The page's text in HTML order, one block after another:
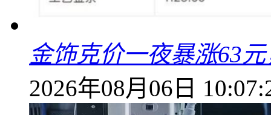
金饰克价一夜暴涨63
2026年08月06日